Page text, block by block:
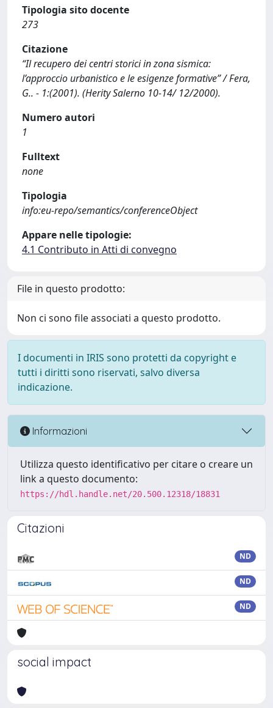
Tipologia sito docente
273
Citazione
“Il recupero dei centri storici in zona sismica:
l’approccio urbanistico e le esigenze formative” / Fera,
G.. - 1:(2001). (Herity Salerno 10-14/ 12/2000).
Numero autori
1
Fulltext
none
Tipologia
info:eu-repo/semantics/conferenceObject
Appare nelle tipologie:
4.1 Contributo in Atti di convegno
File in questo prodotto:
Non ci sono file associati a questo prodotto.
I documenti in IRIS sono protetti da copyright e
tutti i diritti sono riservati, salvo diversa
indicazione.
Informazioni
Utilizza questo identificativo per citare o creare un
link a questo documento:
https://hdl.handle.net/20.500.12318/18831
Citazioni
ND
ND
ND
social impact